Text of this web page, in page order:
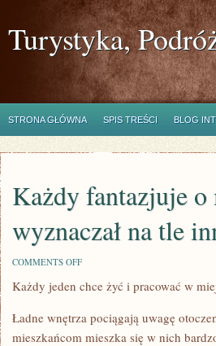
Turystyka,
STRONA GŁÓWNA SPIS TREŚCI BLOG
Każdy fantazjuje
wyznaczał na tle
COMMENTS OFFON
FANTAZJUJE
KTÓRY
BĘDZIE
Każdy jeden chce żyć i pracować w
Ładne wnętrza pociągają uwagę
mieszkańcom mieszka się w nich